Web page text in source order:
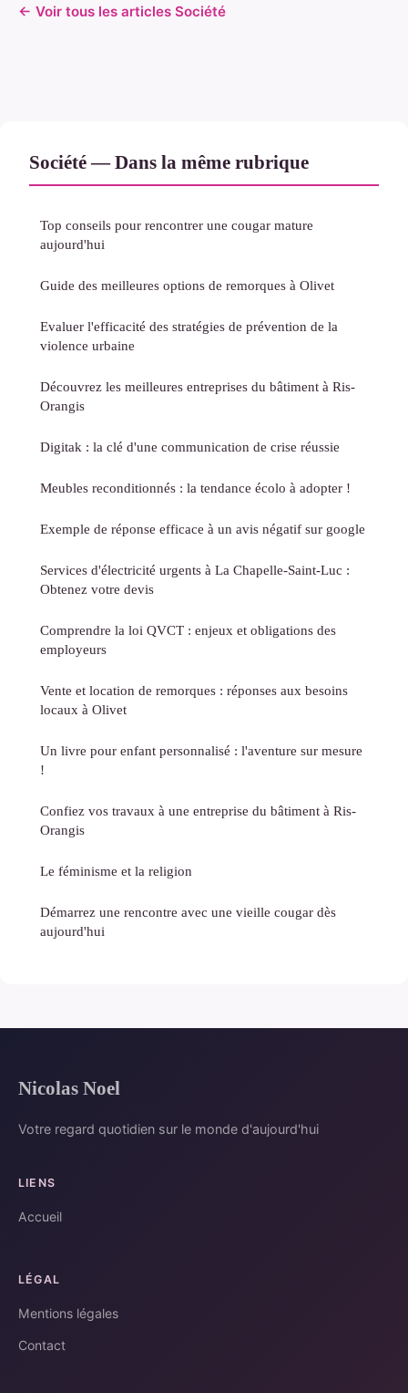
← Voir tous les articles Société
Société — Dans la même rubrique
Top conseils pour rencontrer une cougar mature
aujourd'hui
Guide des meilleures options de remorques à Olivet
Evaluer l'efficacité des stratégies de prévention de la
violence urbaine
Découvrez les meilleures entreprises du bâtiment à Ris-
Orangis
Digitak : la clé d'une communication de crise réussie
Meubles reconditionnés : la tendance écolo à adopter !
Exemple de réponse efficace à un avis négatif sur google
Services d'électricité urgents à La Chapelle-Saint-Luc :
Obtenez votre devis
Comprendre la loi QVCT : enjeux et obligations des
employeurs
Vente et location de remorques : réponses aux besoins
locaux à Olivet
Un livre pour enfant personnalisé : l'aventure sur mesure
!
Confiez vos travaux à une entreprise du bâtiment à Ris-
Orangis
Le féminisme et la religion
Démarrez une rencontre avec une vieille cougar dès
aujourd'hui
Nicolas Noel
Votre regard quotidien sur le monde d'aujourd'hui
LIENS
Accueil
LÉGAL
Mentions légales
Contact